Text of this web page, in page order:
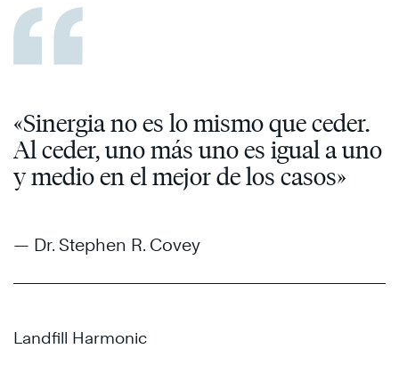
«Sinergia no es lo mismo que ceder.
Al ceder, uno más uno es igual a uno
y medio en el mejor de los casos»
— Dr. Stephen R. Covey
Landfill Harmonic